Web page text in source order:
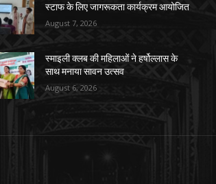
स्टाफ के लिए जागरूकता कार्यक्रम आयोजित
August 7, 2026
स्माइली क्लब की महिलाओं ने हर्षोल्लास के
साथ मनाया सावन उत्सव
August 6, 2026